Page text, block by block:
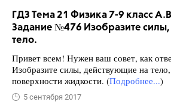
ГДЗ Тема 21 Физика 7-9 класс
Задание №476 Изобразите
тело.
Привет всем! Нужен ваш совет, как
Изобразите силы, действующие на тело,
поверхности жидкости. (Подробнее...)
5 сентября 2017